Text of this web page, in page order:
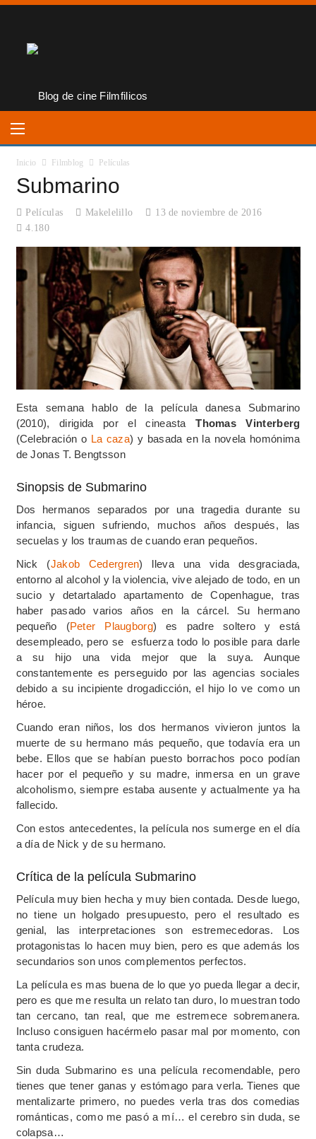
Inicio Filmblog Películas
Submarino
Películas Makelelillo
13 de noviembre de 2016
4.180
Esta semana hablo de la película danesa Submarino
(2010), dirigida por el cineastaThomas Vinterberg
(Celebración o La caza) y basada en la novela homónima
de Jonas T. Bengtsson
Sinopsis de Submarino
Dos hermanos separados por una tragedia durante su
infancia, siguen sufriendo, muchos años después, las
secuelas y los traumas de cuando eran pequeños.
Nick (Jakob Cedergren) lleva una vida desgraciada,
entorno al alcohol y la violencia, vive alejado de todo, en un
sucio y detartalado apartamento de Copenhague, tras
haber pasado varios años en la cárcel. Su hermano
pequeño (Peter Plaugborg) es padre soltero y está
desempleado, pero se esfuerza todo lo posible para darle
a su hijo una vida mejor que la suya. Aunque
constantemente es perseguido por las agencias sociales
debido a su incipiente drogadicción, el hijo lo ve como un
héroe.
Cuando eran niños, los dos hermanos vivieron juntos la
muerte de su hermano más pequeño, que todavía era un
bebe. Ellos que se habían puesto borrachos poco podían
hacer por el pequeño y su madre, inmersa en un grave
alcoholismo, siempre estaba ausente y actualmente ya ha
fallecido.
Con estos antecedentes, la película nos sumerge en el día
a día de Nick y de su hermano.
Crítica de la película Submarino
Película muy bien hecha y muy bien contada. Desde luego,
no tiene un holgado presupuesto, pero el resultado es
genial, las interpretaciones son estremecedoras. Los
protagonistas lo hacen muy bien, pero es que además los
secundarios son unos complementos perfectos.
La película es mas buena de lo que yo pueda llegar a decir,
pero es que me resulta un relato tan duro, lo muestran todo
tan cercano, tan real, que me estremece sobremanera.
Incluso consiguen hacérmelo pasar mal por momento, con
tanta crudeza.
Sin duda Submarino es una película recomendable, pero
tienes que tener ganas y estómago para verla. Tienes que
mentalizarte primero, no puedes verla tras dos comedias
románticas, como me pasó a mí… el cerebro sin duda, se
colapsa…